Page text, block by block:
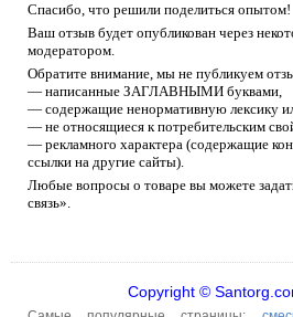
Спасибо, что решили поделиться опытом!
Ваш отзыв будет опубликован через
модератором.
Обратите внимание, мы не публикуем
— написанные ЗАГЛАВНЫМИ буквами,
— содержащие ненормативную лексику
— не относящиеся к потребительским
— рекламного характера (содержащие
ссылки на другие сайты).
Любые вопросы о товаре вы можете
связь».
Copyright ©